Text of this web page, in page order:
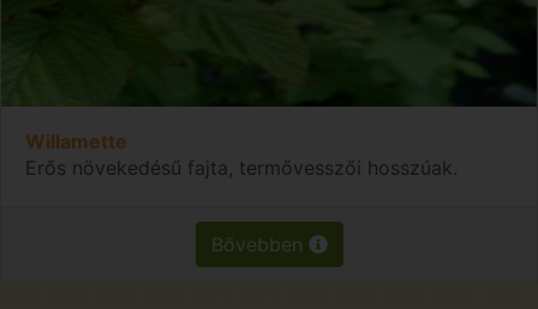
Willamette
Erős növekedésű fajta, termővesszői hosszúak.
Bővebben